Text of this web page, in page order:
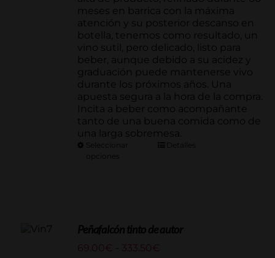
meses en barrica con la máxima
atención y su posterior descanso en
botella, tenemos como resultado, un
vino sutil, pero delicado, listo para
beber, aunque debido a su acidez y
graduación puede mantenerse vivo
durante los próximos años. Una
apuesta segura a la hora de la compra.
Incita a beber como acompañante
tanto de una buena comida como de
una larga sobremesa.
Seleccionar
opciones
Detalles
Peñafalcón tinto de autor
69.00 € 333.50 €